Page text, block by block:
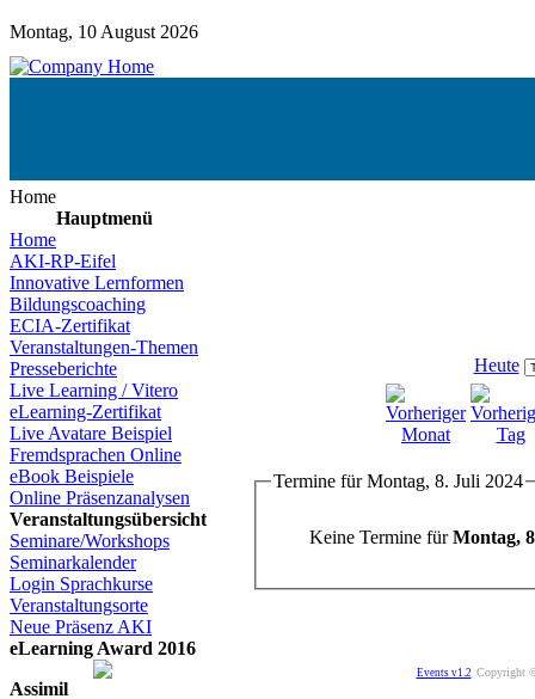
Montag, 10 August 2026
Home
Hauptmenü
Home
AKI-RP-Eifel
Innovative Lernformen
Bildungscoaching
ECIA-Zertifikat
Veranstaltungen-Themen
Presseberichte
Live Learning / Vitero
eLearning-Zertifikat
Live Avatare Beispiel
Fremdsprachen Online
eBook Beispiele
Online Präsenzanalysen
Veranstaltungsübersicht
Seminare/Workshops
Seminarkalender
Login Sprachkurse
Veranstaltungsorte
Neue Präsenz AKI
eLearning Award 2016
Assimil
Heute
Termine für Montag, 8. Juli 2024
Keine Termine fürMontag,
Events v1.2 Copyright